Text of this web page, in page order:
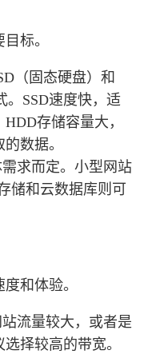
标。
（固态硬盘）和
。SSD速度快，适
存储容量大，
数据。
求而定。小型网站
储和云数据库则可
和体验。
流量较大，或者是
择较高的带宽。